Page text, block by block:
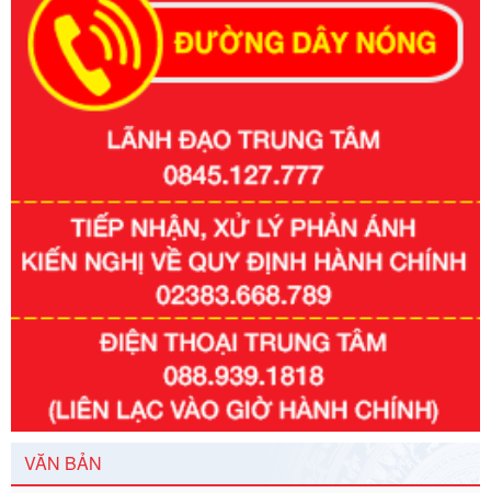
VĂN BẢN
Số kí hiệu:351/2025/NĐ-CP
Tên: Nghị định số 351/2025/NĐ-CP của Chính phủ: Quy
định chuẩn nghèo đa chiều quốc gia giai đoạn 2026 - 2030
Ngày ban hành: 29/12/2026
Số kí hiệu:3014/QĐ-UBND
Tên: Quyết định về việc công bố danh mục thủ tục hành
chính ban hành mới, sửa đổi bổ sung trong lĩnh vực hỗ trợ